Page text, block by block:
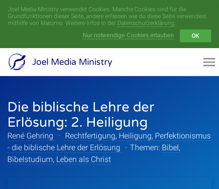
Joel Media Ministry verwendet Cookies. Manche Cookies sind für die
Grundfunktionen dieser Seite, andere erfassen wie du diese Seite verwendest
mithilfe von Matomo. Weitere Infos in der Datenschutzerklärung.
Nur notwendige Cookies erlauben
OK
Joel Media Ministry
Die biblische Lehre der
Erlösung: 2. Heiligung
René Gehring ·
Rechtfertigung, Heiligung, Perfektionismus
- die biblische Lehre der Erlösung
· Themen: Bibel,
Bibelstudium, Leben als Christ
Menü
Videoarchiv
Serien
Sprecher
Themen